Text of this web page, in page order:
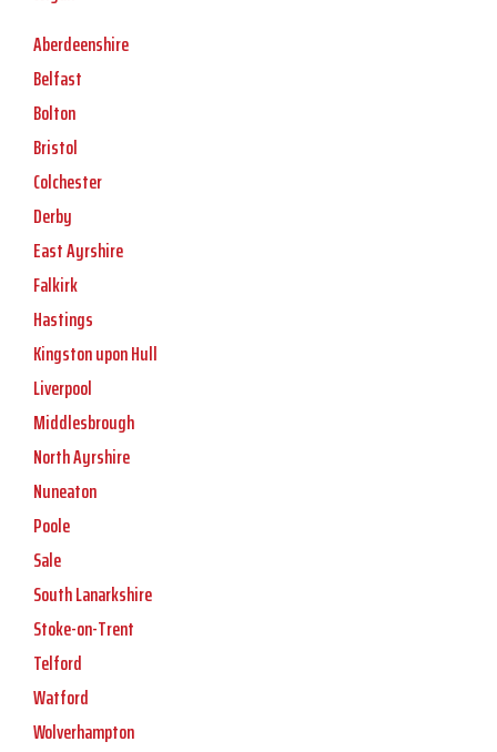
Aberdeenshire
Belfast
Bolton
Bristol
Colchester
Derby
East Ayrshire
Falkirk
Hastings
Kingston upon Hull
Liverpool
Middlesbrough
North Ayrshire
Nuneaton
Poole
Sale
South Lanarkshire
Stoke-on-Trent
Telford
Watford
Wolverhampton